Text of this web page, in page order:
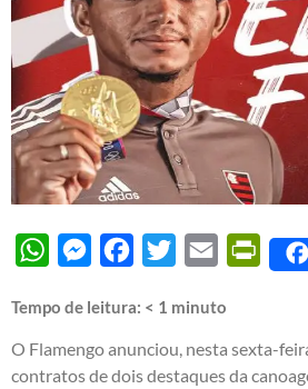
WhatsAppMessengerFacebook
Twitter Email
Tempo de leitura: < 1 minuto
O Flamengo anunciou, nesta sexta-
contratos de dois destaques da